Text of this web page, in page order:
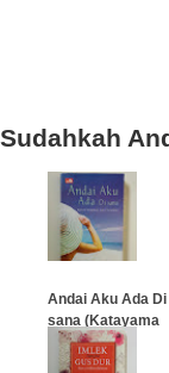
Sudahkah
Andai Aku Ada Di
sana (Katayama
Kyoichi)